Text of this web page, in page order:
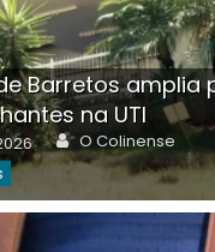
Barretos amplia
na UTI
Author
O Colinense